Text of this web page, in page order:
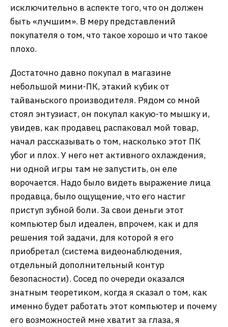
исключительно в аспекте того, что он должен
быть «лучшим». В меру представлений
покупателя о том, что такое хорошо и что такое
плохо.
Достаточно давно покупал в магазине
небольшой мини-ПК, этакий кубик от
тайваньского производителя. Рядом со мной
стоял энтузиаст, он покупал какую-то мышку и,
увидев, как продавец распаковал мой товар,
начал рассказывать о том, насколько этот ПК
убог и плох. У него нет активного охлаждения,
ни одной игры там не запустить, он еле
ворочается. Надо было видеть выражение лица
продавца, было ощущение, что его настиг
приступ зубной боли. За свои деньги этот
компьютер был идеален, впрочем, как и для
решения той задачи, для которой я его
приобретал (система видеонаблюдения,
отдельный дополнительный контур
безопасности). Сосед по очереди оказался
знатным теоретиком, когда я сказал о том, как
именно будет работать этот компьютер и почему
его возможностей мне хватит за глаза, я